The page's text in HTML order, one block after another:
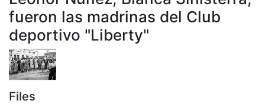
fueron las madrinas del Club
deportivo "Liberty"
Files